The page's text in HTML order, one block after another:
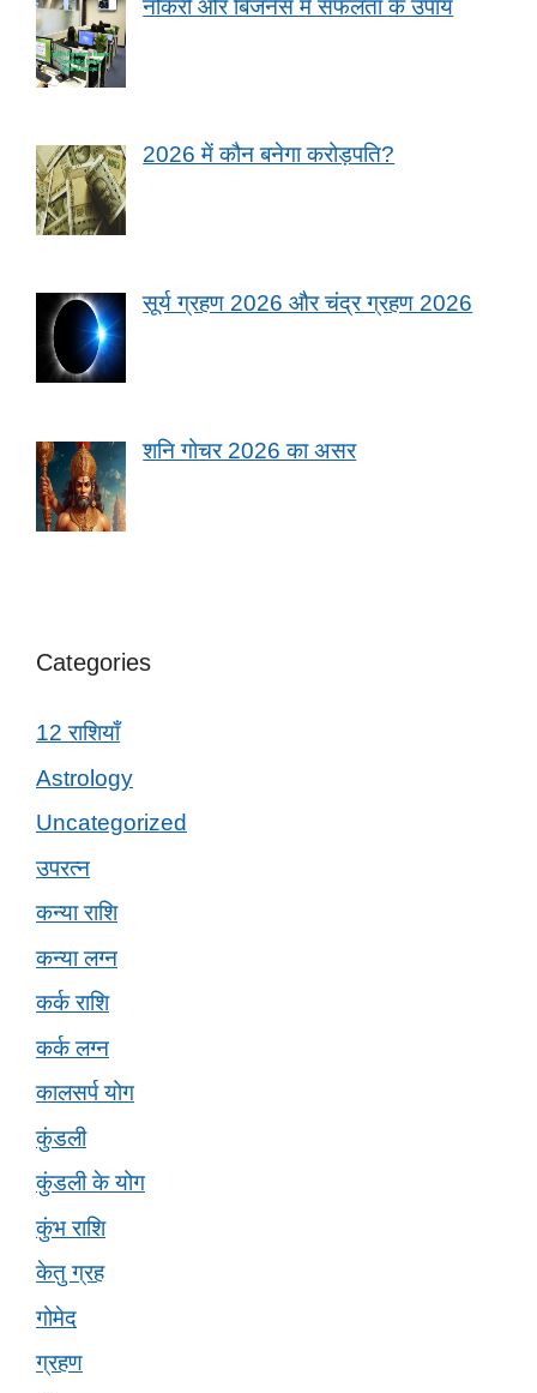
नौकरी और बिजनेस में सफलता के उपाय
2026 में कौन बनेगा करोड़पति?
सूर्य ग्रहण 2026 और चंद्र ग्रहण 2026
शनि गोचर 2026 का असर
Categories
12 राशियाँ
Astrology
Uncategorized
उपरत्न
कन्या राशि
कन्या लग्न
कर्क राशि
कर्क लग्न
कालसर्प योग
कुंडली
कुंडली के योग
कुंभ राशि
केतु ग्रह
गोमेद
ग्रहण